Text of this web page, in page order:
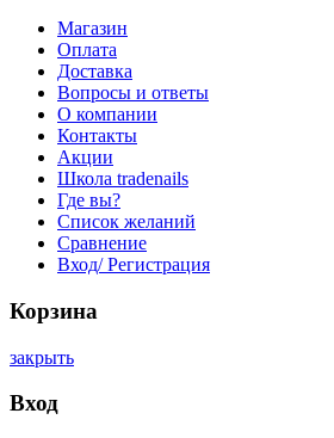
Магазин
Оплата
Доставка
Вопросы и ответы
О компании
Контакты
Акции
Школа tradenails
Где вы?
Список желаний
Сравнение
Вход/ Регистрация
Корзина
закрыть
Вход